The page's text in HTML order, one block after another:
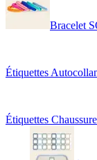
Bracelet
Étiquettes
Étiquettes